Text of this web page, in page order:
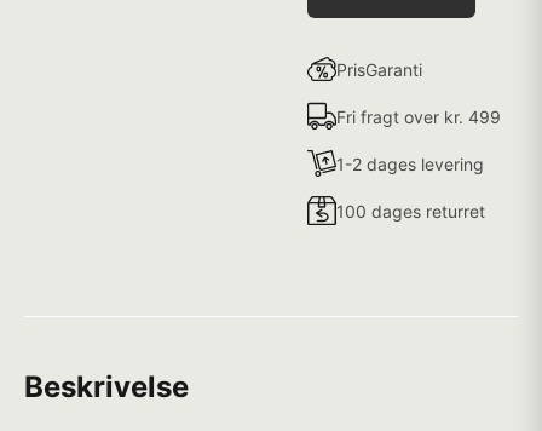
PrisGaranti
Fri fragt over kr. 499
1-2 dages levering
100 dages returret
Beskrivelse